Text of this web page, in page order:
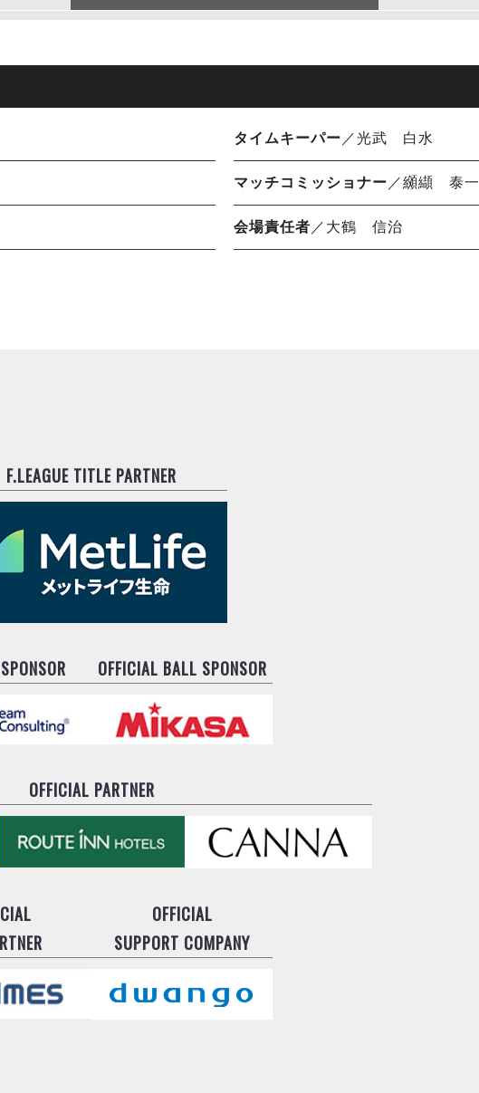
タイムキーパー ／光武 白水
マッチコミッショナー ／纐纈 泰一
会場責任者 ／大鶴 信治
F.LEAGUE TITLE PARTNER
OFFICIAL BALL SPONSOR
OFFICIAL PARTNER
OFFICIAL
SUPPORT COMPANY